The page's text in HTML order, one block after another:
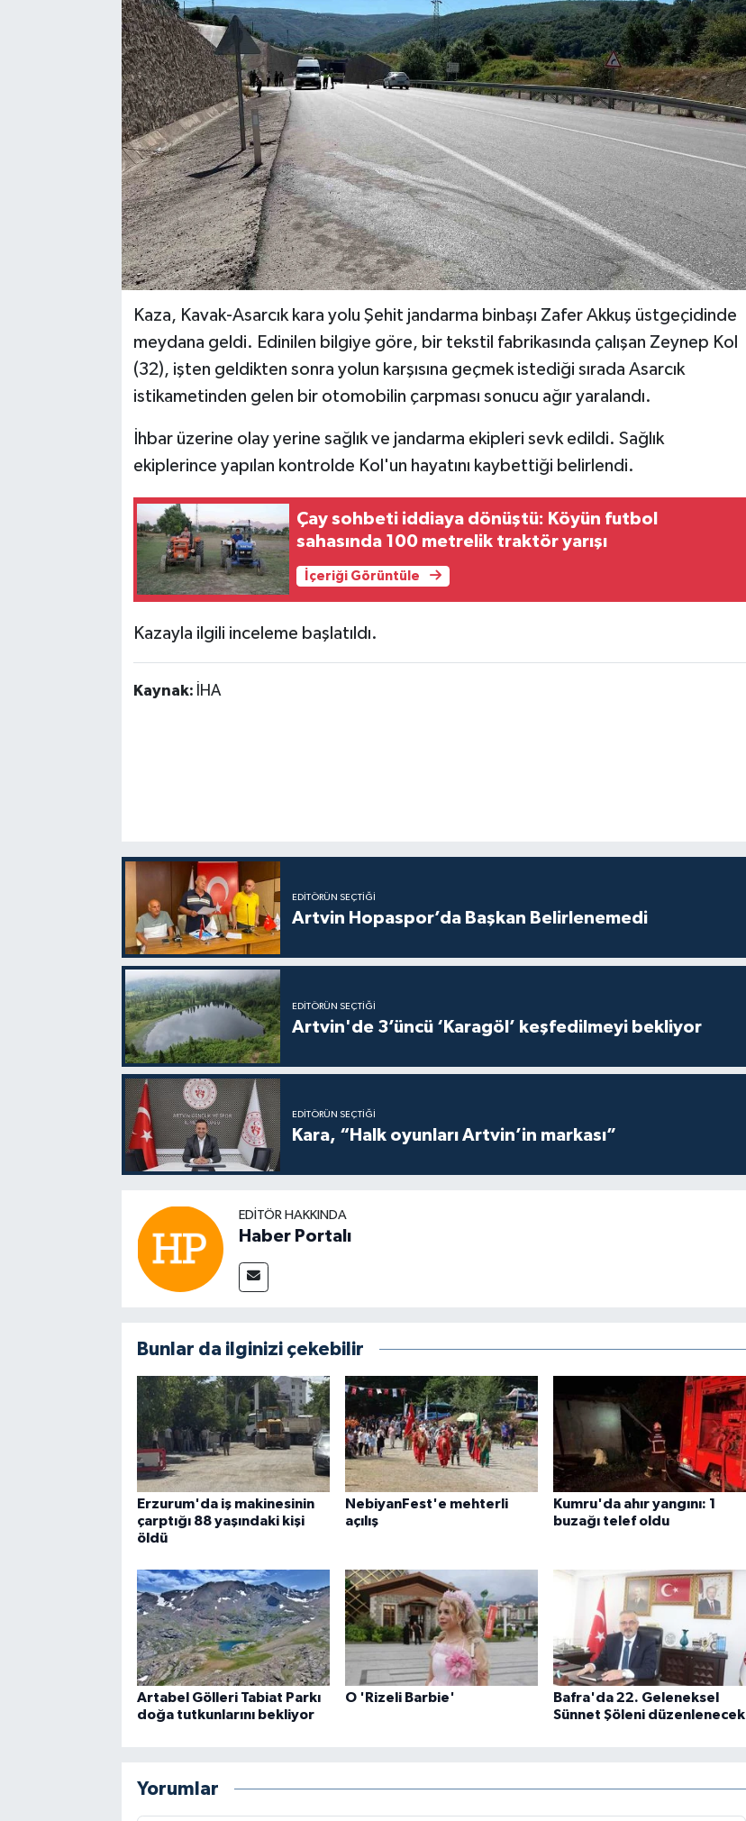
Kaza, Kavak-Asarcık kara yolu Şehit jandarma binbaşı Zafer Akkuş üstgeçidinde
meydana geldi. Edinilen bilgiye göre, bir tekstil fabrikasında çalışan Zeynep Kol
(32), işten geldikten sonra yolun karşısına geçmek istediği sırada Asarcık
istikametinden gelen bir otomobilin çarpması sonucu ağır yaralandı.
İhbar üzerine olay yerine sağlık ve jandarma ekipleri sevk edildi. Sağlık
ekiplerince yapılan kontrolde Kol'un hayatını kaybettiği belirlendi.
Çay sohbeti iddiaya dönüştü: Köyün futbol
sahasında 100 metrelik traktör yarışı
İçeriği Görüntüle
Kazayla ilgili inceleme başlatıldı.
Kaynak: İHA
EDITÖRÜN SEÇTIĞI
Artvin Hopaspor’da Başkan Belirlenemedi
EDITÖRÜN SEÇTIĞI
Artvin'de 3’üncü ‘Karagöl’ keşfedilmeyi bekliyor
EDITÖRÜN SEÇTIĞI
Kara, “Halk oyunları Artvin’in markası”
EDITÖR HAKKINDA
Haber Portalı
Bunlar da ilginizi çekebilir
Erzurum'da iş makinesinin
çarptığı 88 yaşındaki kişi
öldü
NebiyanFest'e mehterli
açılış
Kumru'da ahır yangını: 1
buzağı telef oldu
Artabel Gölleri Tabiat Parkı
doğa tutkunlarını bekliyor
O 'Rizeli Barbie'
Bafra'da 22. Geleneksel
Sünnet Şöleni düzenlenecek
Yorumlar